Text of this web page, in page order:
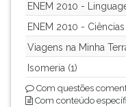
ENEM 2010 -
ENEM 2010 - Ciências
Viagens na Minha
Isomeria (1)
Com questões
Com conteúdo